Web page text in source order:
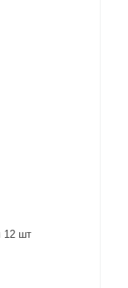
12 шт